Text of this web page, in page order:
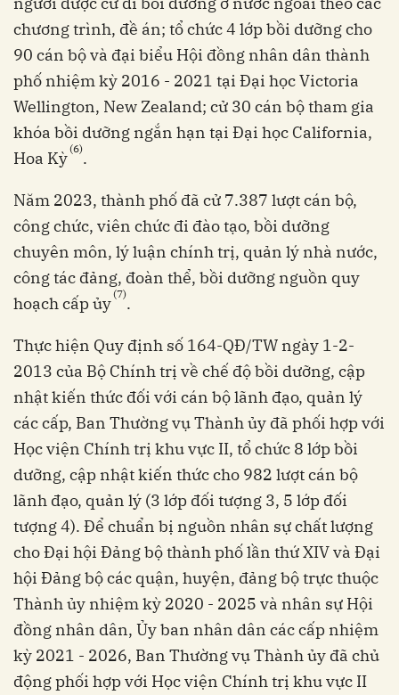
chương trình, đề án; tổ chức 4 lớp bồi dưỡng cho
90 cán bộ và đại biểu Hội đồng nhân dân thành
phố nhiệm kỳ 2016 - 2021 tại Đại học Victoria
Wellington, New Zealand; cử 30 cán bộ tham gia
khóa bồi dưỡng ngắn hạn tại Đại học California,
Hoa Kỳ(6).
Năm 2023, thành phố đã cử 7.387 lượt cán bộ,
công chức, viên chức đi đào tạo, bồi dưỡng
chuyên môn, lý luận chính trị, quản lý nhà nước,
công tác đảng, đoàn thể, bồi dưỡng nguồn quy
hoạch cấp ủy(7).
Thực hiện Quy định số 164-QĐ/TW ngày 1-2-
2013 của Bộ Chính trị về chế độ bồi dưỡng, cập
nhật kiến thức đối với cán bộ lãnh đạo, quản lý
các cấp, Ban Thường vụ Thành ủy đã phối hợp với
Học viện Chính trị khu vực II, tổ chức 8 lớp bồi
dưỡng, cập nhật kiến thức cho 982 lượt cán bộ
lãnh đạo, quản lý (3 lớp đối tượng 3, 5 lớp đối
tượng 4). Để chuẩn bị nguồn nhân sự chất lượng
cho Đại hội Đảng bộ thành phố lần thứ XIV và Đại
hội Đảng bộ các quận, huyện, đảng bộ trực thuộc
Thành ủy nhiệm kỳ 2020 - 2025 và nhân sự Hội
đồng nhân dân, Ủy ban nhân dân các cấp nhiệm
kỳ 2021 - 2026, Ban Thường vụ Thành ủy đã chủ
động phối hợp với Học viện Chính trị khu vực II